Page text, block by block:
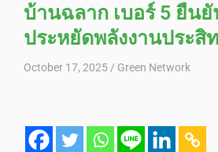
บ้านฉลาก เบอร์ 5 ยืน
ประหยัดพลังงานประสิ
October 17, 2025 Green Network